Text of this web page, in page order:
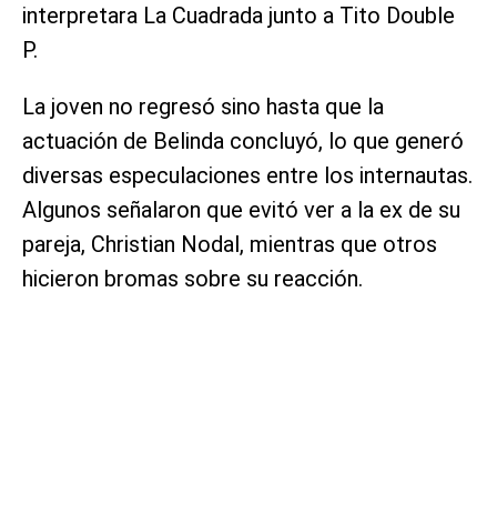
interpretara La Cuadrada junto a Tito Double
P.
La joven no regresó sino hasta que la
actuación de Belinda concluyó, lo que generó
diversas especulaciones entre los internautas.
Algunos señalaron que evitó ver a la ex de su
pareja, Christian Nodal, mientras que otros
hicieron bromas sobre su reacción.